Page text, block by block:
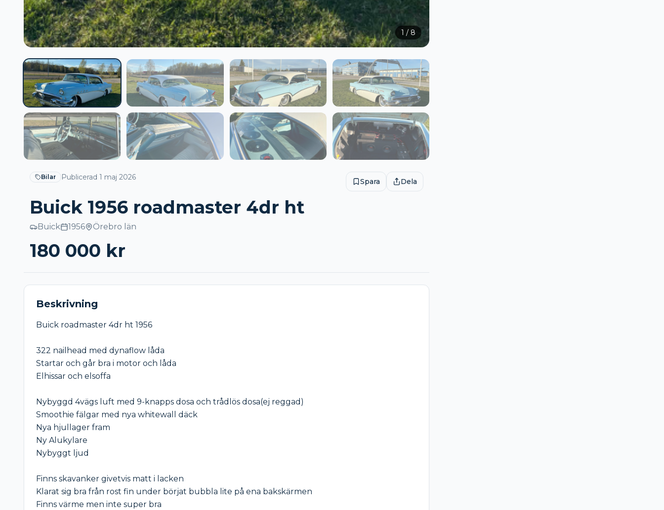
1 / 8
Bilar Publicerad 1 maj 2026 Spara Dela
Buick 1956 roadmaster 4dr ht
Buick 1956 Örebro län
180 000 kr
Beskrivning
Buick roadmaster 4dr ht 1956
322 nailhead med dynaflow låda
Startar och går bra i motor och låda
Elhissar och elsoffa
Nybyggd 4vägs luft med 9-knapps dosa och trådlös dosa(ej reggad)
Smoothie fälgar med nya whitewall däck
Nya hjullager fram
Ny Alukylare
Nybyggt ljud
Finns skavanker givetvis matt i lacken
Klarat sig bra från rost fin under börjat bubbla lite på ena bakskärmen
Finns värme men inte super bra